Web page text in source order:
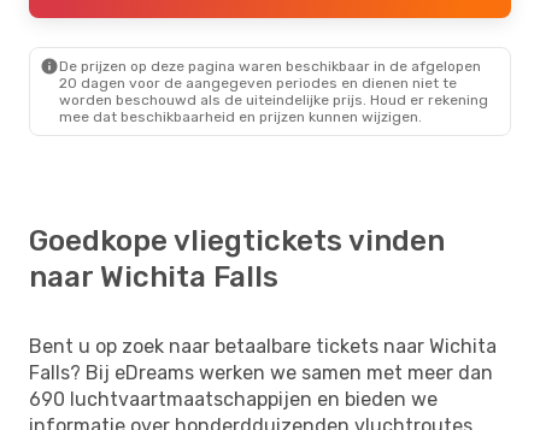
De prijzen op deze pagina waren beschikbaar in de afgelopen
20 dagen voor de aangegeven periodes en dienen niet te
worden beschouwd als de uiteindelijke prijs. Houd er rekening
mee dat beschikbaarheid en prijzen kunnen wijzigen.
Goedkope vliegtickets vinden
naar Wichita Falls
Bent u op zoek naar betaalbare tickets naar Wichita
Falls? Bij eDreams werken we samen met meer dan
690 luchtvaartmaatschappijen en bieden we